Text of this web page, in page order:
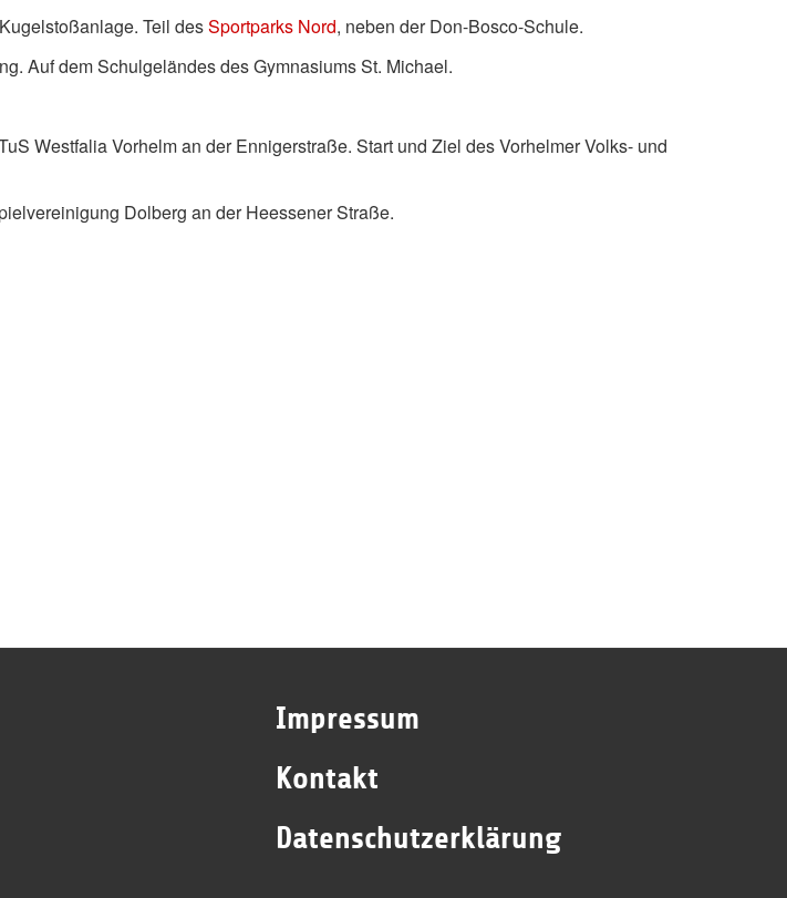
Teil desSportparks Nord, neben der Don-Bosco-Schule.
Auf dem Schulgeländes des Gymnasiums St. Michael.
Westfalia Vorhelm an der Ennigerstraße. Start und Ziel des Vorhelmer Volks- und
Dolberg an der Heessener Straße.
Impressum
Kontakt
Datenschutzerklärung